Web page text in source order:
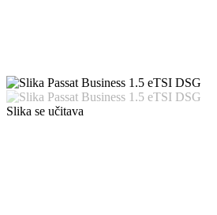
Slika se učitava